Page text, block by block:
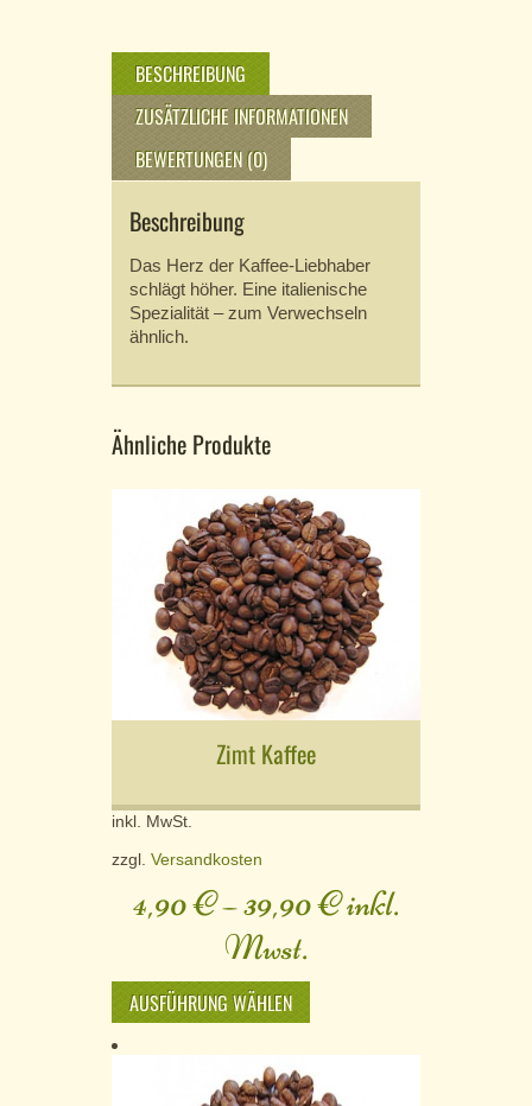
BESCHREIBUNG
ZUSÄTZLICHE INFORMATIONEN
BEWERTUNGEN (0)
Beschreibung
Das Herz der Kaffee-Liebhaber
schlägt höher. Eine italienische
Spezialität – zum Verwechseln
ähnlich.
Ähnliche Produkte
Zimt Kaffee
inkl. MwSt.
zzgl. Versandkosten
4,90€–39,90€inkl.
Mwst.
AUSFÜHRUNG WÄHLEN